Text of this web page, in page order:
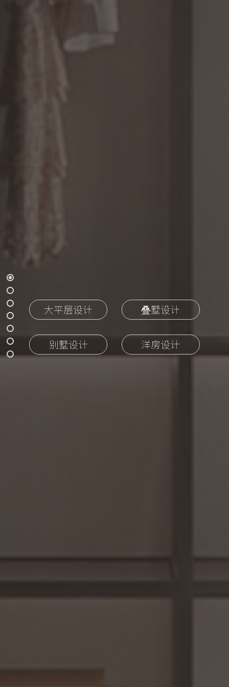
大平层设计 叠墅设计
别墅设计 洋房设计